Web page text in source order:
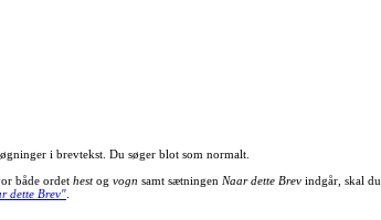
i brevtekst. Du søger blot som normalt.
både ordet hestog vogn samt sætningen Naar dette Brevindgår, skal du
dette Brev".